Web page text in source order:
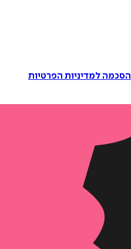
הסכמה למדיניות הפרטיות